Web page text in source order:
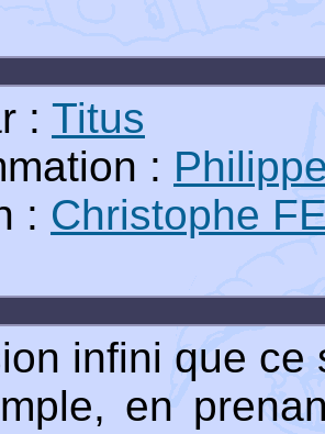
: Titus
:
: Christophe
infini que
en